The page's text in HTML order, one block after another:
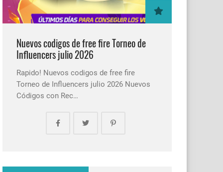
Nuevos codigos de free fire Torneo de
Influencers julio 2026
Rapido! Nuevos codigos de free fire
Torneo de Influencers julio 2026 Nuevos
Códigos con Rec…